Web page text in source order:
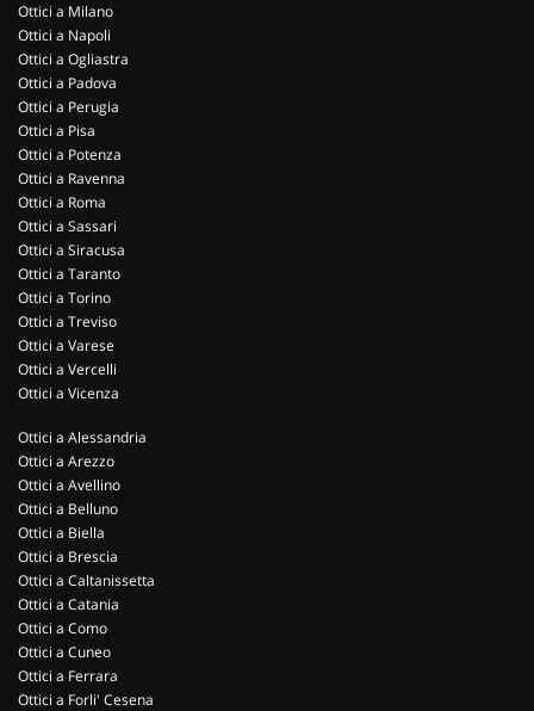
Ottici a Milano
Ottici a Napoli
Ottici a Ogliastra
Ottici a Padova
Ottici a Perugia
Ottici a Pisa
Ottici a Potenza
Ottici a Ravenna
Ottici a Roma
Ottici a Sassari
Ottici a Siracusa
Ottici a Taranto
Ottici a Torino
Ottici a Treviso
Ottici a Varese
Ottici a Vercelli
Ottici a Vicenza
Ottici a Alessandria
Ottici a Arezzo
Ottici a Avellino
Ottici a Belluno
Ottici a Biella
Ottici a Brescia
Ottici a Caltanissetta
Ottici a Catania
Ottici a Como
Ottici a Cuneo
Ottici a Ferrara
Ottici a Forli' Cesena